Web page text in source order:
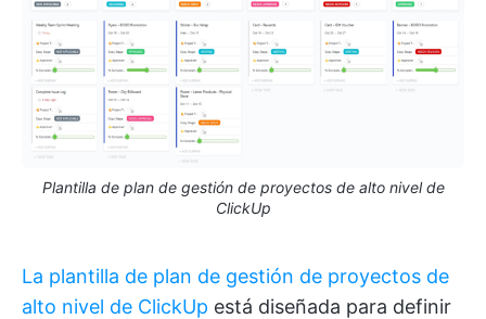
Plantilla de plan de gestión de proyectos de alto nivel de
ClickUp
La plantilla de plan de gestión de proyectos de
alto nivel de ClickUp está diseñada para definir